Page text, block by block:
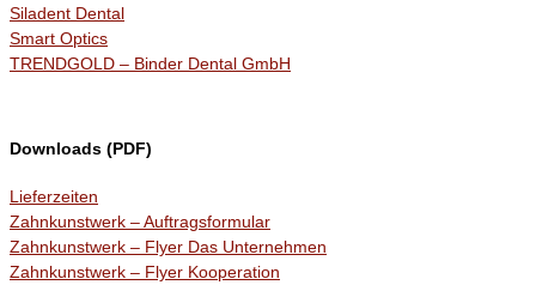
Siladent Dental
Smart Optics
TRENDGOLD – Binder Dental GmbH
Downloads (PDF)
Lieferzeiten
Zahnkunstwerk – Auftragsformular
Zahnkunstwerk – Flyer Das Unternehmen
Zahnkunstwerk – Flyer Kooperation